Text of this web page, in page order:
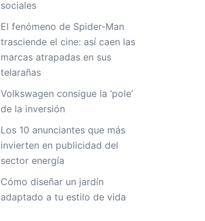
sociales
El fenómeno de Spider-Man
trasciende el cine: así caen las
marcas atrapadas en sus
telarañas
Volkswagen consigue la ‘pole’
de la inversión
Los 10 anunciantes que más
invierten en publicidad del
sector energía
Cómo diseñar un jardín
adaptado a tu estilo de vida